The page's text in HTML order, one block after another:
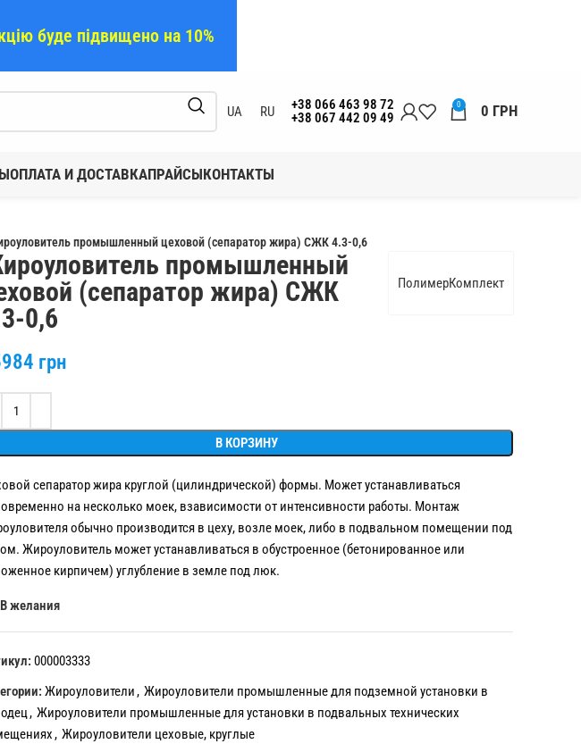
UA RU
+38 066 463 98 72
+38 067 442 09 49
0 0 ГРН
ОПЛАТА И ДОСТАВКАПРАЙСЫКОНТАКТЫ
промышленный цеховой (сепаратор жира) СЖК 4.3-0,6
ПолимерКомплект
промышленный
(сепаратор жира) СЖК
0,6
грн
В КОРЗИНУ
сепаратор жира круглой (цилиндрической) формы. Может устанавливаться
на несколько моек, взависимости от интенсивности работы. Монтаж
обычно производится в цеху, возле моек, либо в подвальном помещении под
Жироуловитель может устанавливаться в обустроенное (бетонированное или
кирпичем) углубление в земле под люк.
В желания
000003333
Жироуловители, Жироуловители промышленные для подземной установки в
, Жироуловители промышленные для установки в подвальных технических
, Жироуловители цеховые, круглые
буде підвищено на 10%